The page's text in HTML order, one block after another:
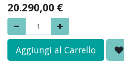
20.290,00 €
Aggiungi al Carrello